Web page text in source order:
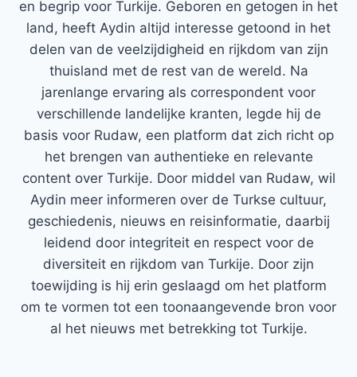
en begrip voor Turkije. Geboren en getogen in het
land, heeft Aydin altijd interesse getoond in het
delen van de veelzijdigheid en rijkdom van zijn
thuisland met de rest van de wereld. Na
jarenlange ervaring als correspondent voor
verschillende landelijke kranten, legde hij de
basis voor Rudaw, een platform dat zich richt op
het brengen van authentieke en relevante
content over Turkije. Door middel van Rudaw, wil
Aydin meer informeren over de Turkse cultuur,
geschiedenis, nieuws en reisinformatie, daarbij
leidend door integriteit en respect voor de
diversiteit en rijkdom van Turkije. Door zijn
toewijding is hij erin geslaagd om het platform
om te vormen tot een toonaangevende bron voor
al het nieuws met betrekking tot Turkije.